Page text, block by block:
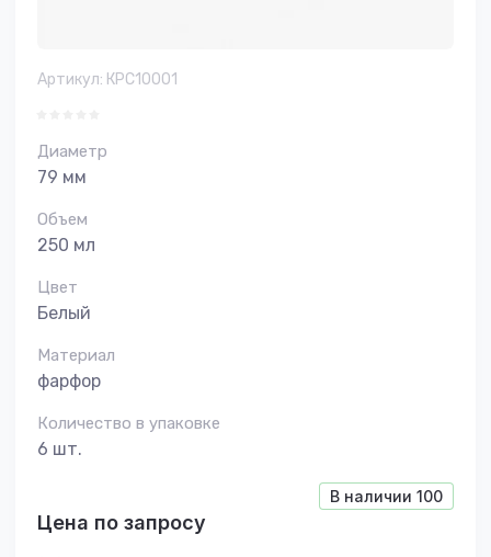
Артикул: КРС10001
Диаметр
79 мм
Объем
250 мл
Цвет
Белый
Материал
фарфор
Количество в упаковке
6 шт.
В наличии 100
Цена по запросу